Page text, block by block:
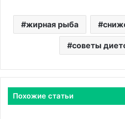
жирная рыба
советы
Похожие статьи